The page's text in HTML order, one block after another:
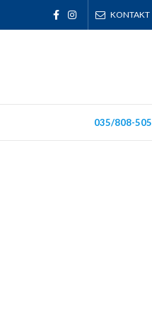
KONTAKT
035/808-505